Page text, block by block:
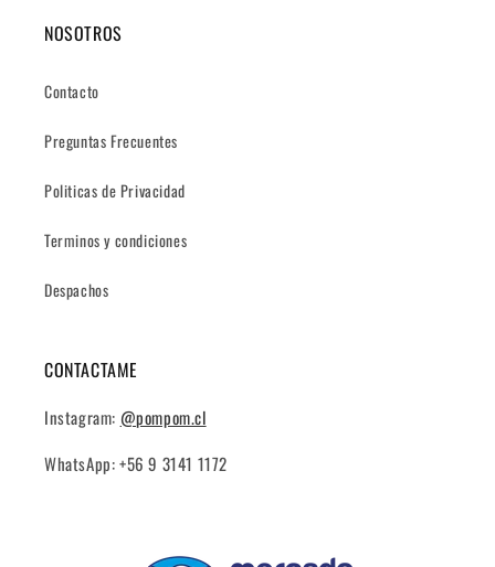
NOSOTROS
Contacto
Preguntas Frecuentes
Politicas de Privacidad
Terminos y condiciones
Despachos
CONTACTAME
Instagram: @pompom.cl
WhatsApp: +56 9 3141 1172